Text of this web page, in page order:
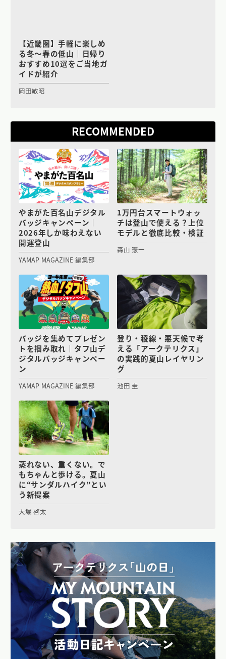
【近畿圏】手軽に楽しめ
る冬〜春の低山｜日帰り
おすすめ10選をご当地ガ
イドが紹介
岡田敏昭
RECOMMENDED
やまがた百名山デジタル
バッジキャンペーン｜
2026年しか味わえない
開運登山
YAMAP MAGAZINE 編集部
1万円台スマートウォッ
チは登山で使える？上位
モデルと徹底比較・検証
森山 憲一
バッジを集めてプレゼン
トを掴み取れ｜タフ山デ
ジタルバッジキャンペー
ン
YAMAP MAGAZINE 編集部
登り・稜線・悪天候で考
える「アークテリクス」
の実践的夏山レイヤリン
グ
池田 圭
蒸れない、重くない。で
もちゃんと歩ける。夏山
に“サンダルハイク”とい
う新提案
大堀 啓太